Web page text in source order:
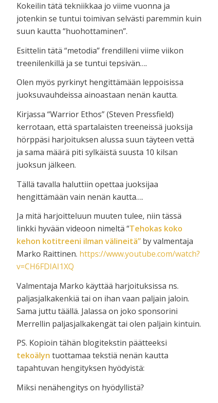
Kokeilin tätä tekniikkaa jo viime vuonna ja
jotenkin se tuntui toimivan selvästi paremmin kuin
suun kautta “huohottaminen”.
Esittelin tätä “metodia” frendilleni viime viikon
treenilenkillä ja se tuntui tepsivän….
Olen myös pyrkinyt hengittämään leppoisissa
juoksuvauhdeissa ainoastaan nenän kautta.
Kirjassa “Warrior Ethos” (Steven Pressfield)
kerrotaan, että spartalaisten treeneissä juoksija
hörppäsi harjoituksen alussa suun täyteen vettä
ja sama määrä piti sylkäistä suusta 10 kilsan
juoksun jälkeen.
Tällä tavalla haluttiin opettaa juoksijaa
hengittämään vain nenän kautta….
Ja mitä harjoitteluun muuten tulee, niin tässä
linkki hyvään videoon nimeltä “Tehokas koko
kehon kotitreeni ilman välineitä”by valmentaja
Marko Raittinen. https://www.youtube.com/watch?
v=CH6FDIAI1XQ
Valmentaja Marko käyttää harjoituksissa ns.
paljasjalkakenkiä tai on ihan vaan paljain jaloin.
Sama juttu täällä. Jalassa on joko sponsorini
Merrellin paljasjalkakengät tai olen paljain kintuin.
PS. Kopioin tähän blogitekstin päätteeksi
tekoälyn tuottamaa tekstiä nenän kautta
tapahtuvan hengityksen hyödyistä:
Miksi nenähengitys on hyödyllistä?